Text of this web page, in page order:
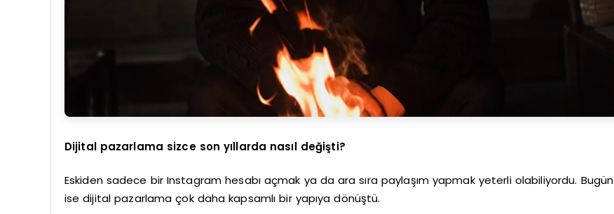
Dijital pazarlama sizce son yıllarda nasıl değişti?
Eskiden sadece bir Instagram hesabı açmak ya da ara sıra paylaşım yapmak yeterli olabiliyordu. Bugün
ise dijital pazarlama çok daha kapsamlı bir yapıya dönüştü.